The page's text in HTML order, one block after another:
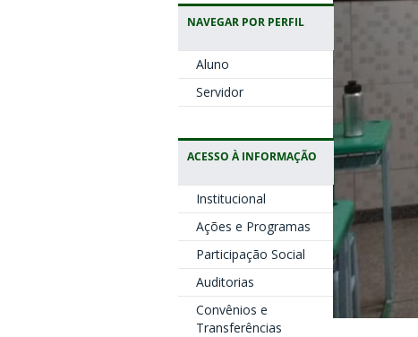
NAVEGAR POR PERFIL
Aluno
Servidor
ACESSO À INFORMAÇÃO
Institucional
Ações e Programas
Participação Social
Auditorias
Convênios e
Transferências